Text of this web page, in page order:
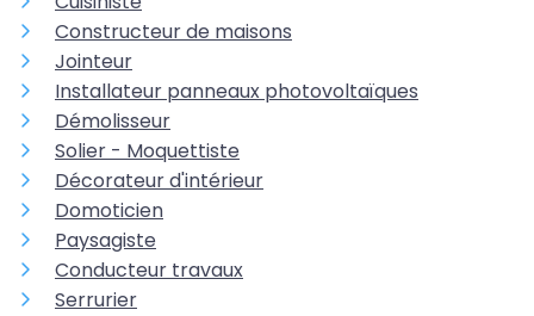
Constructeur de maisons
Jointeur
Installateur panneaux photovoltaïques
Démolisseur
Solier - Moquettiste
Décorateur d'intérieur
Domoticien
Paysagiste
Conducteur travaux
Serrurier